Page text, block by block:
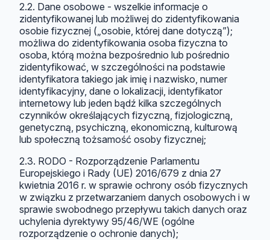
2.2. Dane osobowe - wszelkie informacje o
zidentyfikowanej lub możliwej do zidentyfikowania
osobie fizycznej („osobie, której dane dotyczą”);
możliwa do zidentyfikowania osoba fizyczna to
osoba, którą można bezpośrednio lub pośrednio
zidentyfikować, w szczególności na podstawie
identyfikatora takiego jak imię i nazwisko, numer
identyfikacyjny, dane o lokalizacji, identyfikator
internetowy lub jeden bądź kilka szczególnych
czynników określających fizyczną, fizjologiczną,
genetyczną, psychiczną, ekonomiczną, kulturową
lub społeczną tożsamość osoby fizycznej;
2.3. RODO - Rozporządzenie Parlamentu
Europejskiego i Rady (UE) 2016/679 z dnia 27
kwietnia 2016 r. w sprawie ochrony osób fizycznych
w związku z przetwarzaniem danych osobowych i w
sprawie swobodnego przepływu takich danych oraz
uchylenia dyrektywy 95/46/WE (ogólne
rozporządzenie o ochronie danych);